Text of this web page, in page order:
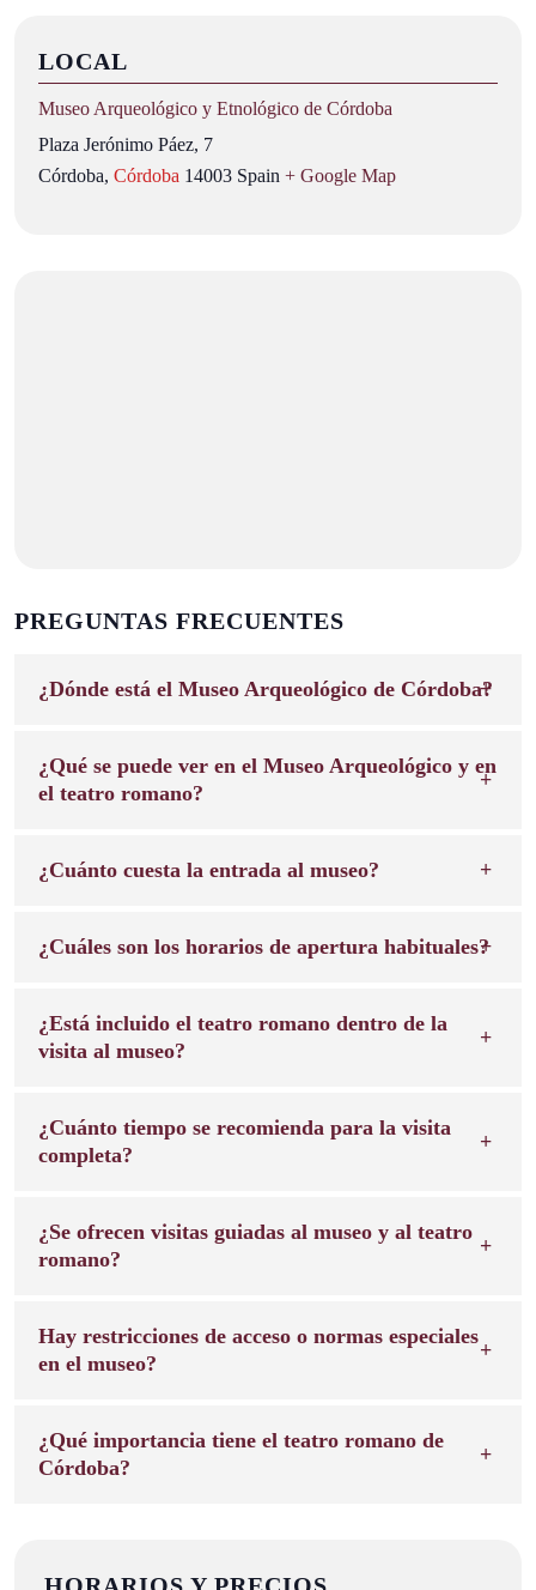
LOCAL
Museo Arqueológico y Etnológico de Córdoba
Plaza Jerónimo Páez, 7
Córdoba, Córdoba 14003 Spain + Google Map
PREGUNTAS FRECUENTES
¿Dónde está el Museo Arqueológico de Córdoba?
¿Qué se puede ver en el Museo Arqueológico y en
el teatro romano?
¿Cuánto cuesta la entrada al museo?
¿Cuáles son los horarios de apertura habituales?
¿Está incluido el teatro romano dentro de la
visita al museo?
¿Cuánto tiempo se recomienda para la visita
completa?
¿Se ofrecen visitas guiadas al museo y al teatro
romano?
Hay restricciones de acceso o normas especiales
en el museo?
¿Qué importancia tiene el teatro romano de
Córdoba?